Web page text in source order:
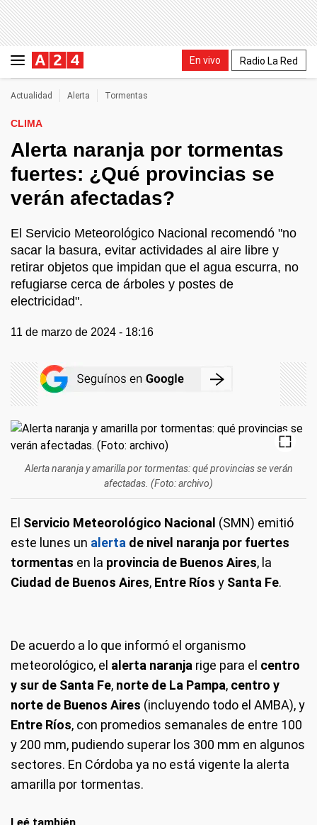
En vivo Radio La Red
Actualidad Alerta Tormentas
CLIMA
Alerta naranja por tormentas
fuertes: ¿Qué provincias se
verán afectadas?
El Servicio Meteorológico Nacional recomendó "no
sacar la basura, evitar actividades al aire libre y
retirar objetos que impidan que el agua escurra, no
refugiarse cerca de árboles y postes de
electricidad".
11 de marzo de 2024 - 18:16
Alerta naranja y amarilla por tormentas: qué provincias se verán
afectadas. (Foto: archivo)
El Servicio Meteorológico Nacional (SMN) emitió
este lunes un alerta de nivel naranja por fuertes
tormentas en la provincia de Buenos Aires, la
Ciudad de Buenos Aires, Entre Ríos y Santa Fe.
De acuerdo a lo que informó el organismo
meteorológico, el alerta naranja rige para el centro
y sur de Santa Fe, norte de La Pampa, centro y
norte de Buenos Aires (incluyendo todo el AMBA), y
Entre Ríos, con promedios semanales de entre 100
y 200 mm, pudiendo superar los 300 mm en algunos
sectores. En Córdoba ya no está vigente la alerta
amarilla por tormentas.